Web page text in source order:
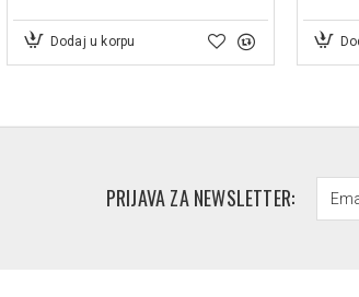
Dodaj u korpu
PRIJAVA ZA NEWSLETTER: